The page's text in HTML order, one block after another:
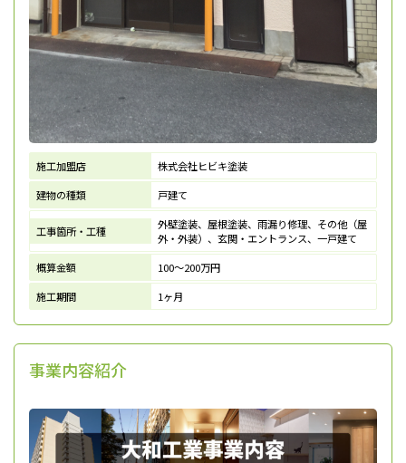
施工加盟店
株式会社ヒビキ塗装
建物の種類
戸建て
工事箇所・工種
外壁塗装、屋根塗装、雨漏り修理、その他（屋
外・外装）、玄関・エントランス、一戸建て
概算金額
100～200万円
施工期間
1ヶ月
事業内容紹介